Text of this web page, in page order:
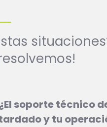
soporte técnico
y tu